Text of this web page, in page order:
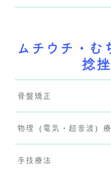
ムチウチ・む
捻
骨盤矯正
物理（電気・超音波）
手技療法